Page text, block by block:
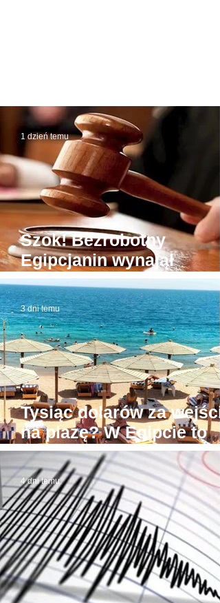
Szok! Bezrobotny
Egipcjanin wynajął
budynek sądu. W
roboty todze wyłudzał
łapówki od naiwnych
1 dzień temu
Tysiąc dolarów za
na plażę? W Egipcie to
możliwe! Stąd awantury
3 dni temu
4 dni temu